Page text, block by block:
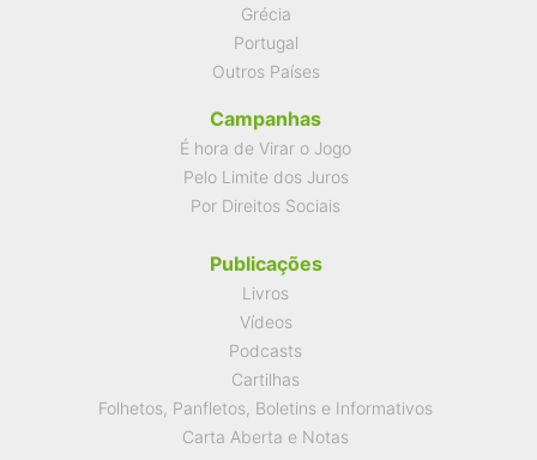
Grécia
Portugal
Outros Países
Campanhas
É hora de Virar o Jogo
Pelo Limite dos Juros
Por Direitos Sociais
Publicações
Livros
Vídeos
Podcasts
Cartilhas
Folhetos, Panfletos, Boletins e Informativos
Carta Aberta e Notas